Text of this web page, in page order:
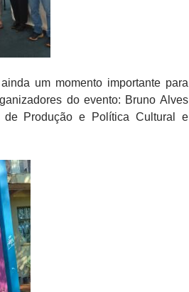
um momento importante para
do evento: Bruno Alves
Produção e Política Cultural e